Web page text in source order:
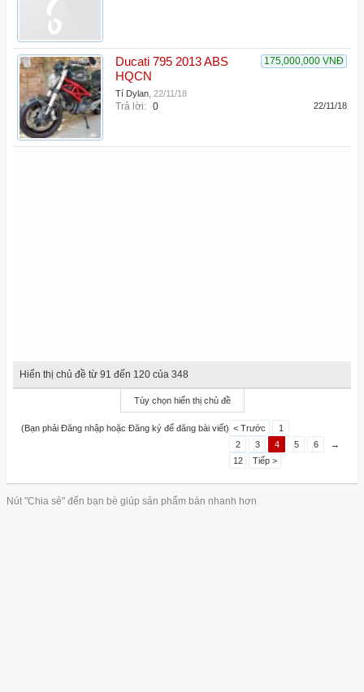
175,000,000 VNĐ
Ducati 795 2013 ABS
HQCN
Tí Dylan 22/11/18
Trả lời: 0 22/11/18
Hiển thị chủ đề từ 91 đến 120 của 348
Tùy chọn hiển thị chủ đề
(Bạn phải Đăng nhập hoặc Đăng ký để đăng bài viết) < Trước
1
2
3 4 5 6
→
12
Tiếp >
Nút "Chia sẻ" đến bạn bè giúp sản phẩm bán nhanh hơn